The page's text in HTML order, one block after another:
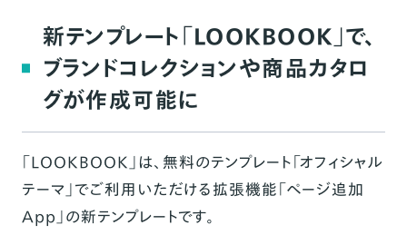
「LOOKBOOK」の使い方
LOOKBOOKページで商品の魅力を伝えるた
めの、デザインテクニック
ファッション以外の商材でも使える？
LOOKBOOK活用法
新テンプレート「LOOKBOOK」で、
ブランドコレクションや商品カタロ
グが作成可能に
「LOOKBOOK」は、無料のテンプレート「オフィシャル
テーマ」でご利用いただける拡張機能「ページ追加
App 」の新テンプレートです。